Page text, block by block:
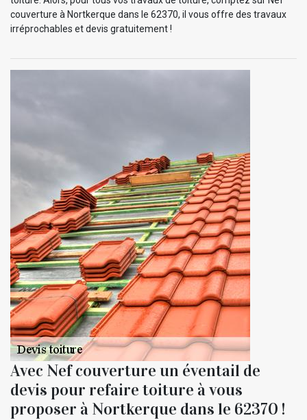
couverture à Nortkerque dans le 62370, il vous offre des travaux
irréprochables et devis gratuitement !
Avec Nef couverture un éventail de
devis pour refaire toiture à vous
proposer à Nortkerque dans le 62370 !